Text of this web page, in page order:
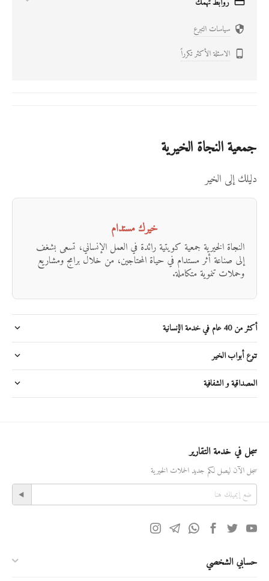
 سياسات التبرع
 الاسئلة الأكثر تكرراً
جمعية النجاة الخيرية
دليلك إلى الخير
خيرك مستدام
النجاة الخيرية جمعية كويتية رائدة في العمل الإنساني، تسعى بشغف
إلى صناعة أثر مستدام في حياة المحتاجين، من خلال برامج ومشاريع
وحملات تنموية متكاملة.
أكثر من 40 عام في خدمة الإنسانية
تنوع أبواب الخير
المصداقية و الشفافية
سجل في خدمة التقارير
سجل الآن ليصل لكم جديد الحملات الخيرية
حسابي الشخصي